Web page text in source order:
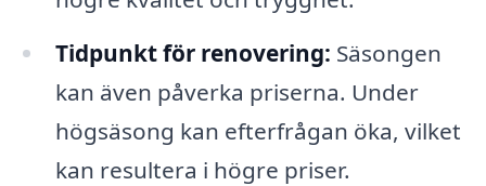
Tidpunkt för renovering: Säsongen
kan även påverka priserna. Under
högsäsong kan efterfrågan öka, vilket
kan resultera i högre priser.